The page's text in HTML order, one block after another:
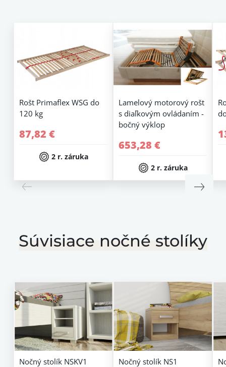
Rošt Primaflex WSG do
120 kg
87,82 €
2 r. záruka
Lamelový motorový rošt
s diaľkovým ovládaním -
bočný výklop
653,28 €
2 r. záruka
Súvisiace nočné stolíky
Nočný stolík NSKV1 Nočný stolík NS1